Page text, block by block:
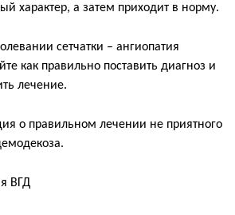
характер, а затем приходит в норму.
сетчатки – ангиопатия
как правильно поставить диагноз и
лечение.
о правильном лечении не приятного
ВГД